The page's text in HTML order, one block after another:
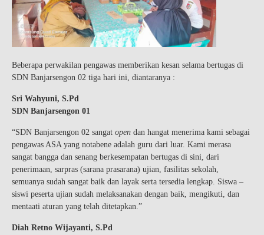
Beberapa perwakilan pengawas memberikan kesan selama bertugas di
SDN Banjarsengon 02 tiga hari ini, diantaranya :
Sri Wahyuni, S.Pd
SDN Banjarsengon 01
“SDN Banjarsengon 02 sangat open dan hangat menerima kami sebagai
pengawas ASA yang notabene adalah guru dari luar. Kami merasa
sangat bangga dan senang berkesempatan bertugas di sini, dari
penerimaan, sarpras (sarana prasarana) ujian, fasilitas sekolah,
semuanya sudah sangat baik dan layak serta tersedia lengkap. Siswa –
siswi peserta ujian sudah melaksanakan dengan baik, mengikuti, dan
mentaati aturan yang telah ditetapkan.”
Diah Retno Wijayanti, S.Pd